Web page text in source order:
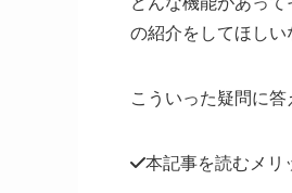
の紹介をしてほしい
こういった疑問に答
本記事を読むメリ